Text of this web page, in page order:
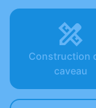
Construction
caveau